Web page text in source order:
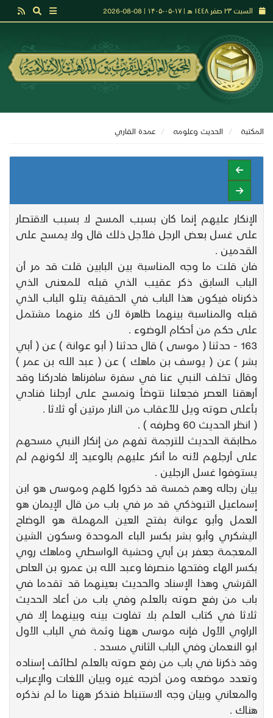
السبت ٢٣ صفر ١٤٤٨ هـ | ۱۷-۰۵-۱۴۰۵ | 08-08-2026
المكتبة الحديث وعلومه عمدة القاري
الإنكار عليهم إنما كان بسبب المسح لا بسبب الاقتصار
على غسل بعض الرجل فلأجل ذلك قال ولا يمسح على
القدمين .
فان قلت ما وجه المناسبة بين البابين قلت قد مر أن
الباب السابق ذكر عقيب الذي قبله للمعنى الذي
ذكرناه فيكون هذا الباب في الحقيقة يتلو الباب الذي
قبله والمناسبة بينهما ظاهرة لأن كلا منهما مشتمل
على حكم من أحكام الوضوء .
163 - حدثنا ( موسى ) قال حدثنا ( أبو عوانة ) عن ( أبي
بشر ) عن ( يوسف بن ماهك ) عن ( عبد الله بن عمر )
وقال تخلف النبي عنا في سفرة سافرناها فادركنا وقد
أرهقنا العصر فجعلنا نتوضأ ونمسح على أرجلنا فنادي
بأعلى صوته ويل للأعقاب من النار مرتين أو ثلاثا .
( انظر الحديث 60 وطرفه ) .
مطابقة الحديث للترجمة تفهم من إنكار النبي مسحهم
على أرجلهم لأنه ما أنكر عليهم بالوعيد إلا لكونهم لم
يستوفوا غسل الرجلين .
بيان رجاله وهم خمسة قد ذكروا كلهم وموسى هو ابن
إسماعيل التبوذكي قد مر في باب من قال الإيمان هو
العمل وأبو عوانة بفتح العين المهملة هو الوضاح
اليشكري وأبو بشر بكسر الباء الموحدة وسكون الشين
المعجمة جعفر بن أبي وحشية الواسطي وماهك روي
بكسر الهاء وفتحها منصرفا وعبد الله بن عمرو بن العاص
القرشي وهذا الإسناد والحديث بعينهما قد تقدما في
باب من رفع صوته بالعلم وفي باب من أعاد الحديث
ثلاثا في كتاب العلم بلا تفاوت بينه وبينهما إلا في
الراوي الأول فإنه موسى ههنا وثمة في الباب الأول
ابو النعمان وفي الباب الثاني مسدد .
وقد ذكرنا في باب من رفع صوته بالعلم لطائف إسناده
وتعدد موضعه ومن أخرجه غيره وبيان اللغات والإعراب
والمعاني وبيان وجه الاستنباط فنذكر ههنا ما لم نذكره
هناك .